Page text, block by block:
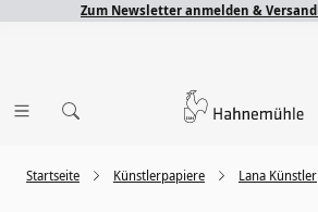
Zum Newsletter anmelden &
Lana
Künstlerpapiere
Startseite